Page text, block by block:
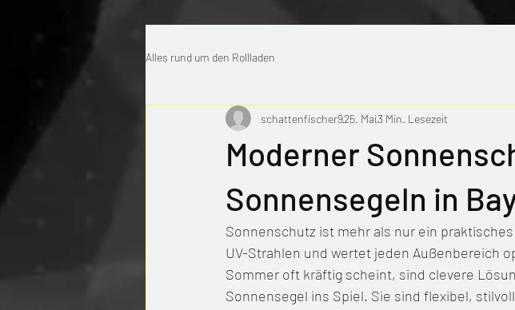
Alles rund um den Rollladen
Moderner
Sonnensegeln in
schattenfischer925. Mai3 Min. Lesezeit
Sonnenschutz ist mehr als nur ein
UV-Strahlen und wertet jeden Außenbereich
Sommer oft kräftig scheint, sind clevere
Sonnensegel ins Spiel. Sie sind flexibel,